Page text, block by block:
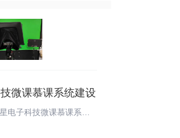
微课慕课系统建设